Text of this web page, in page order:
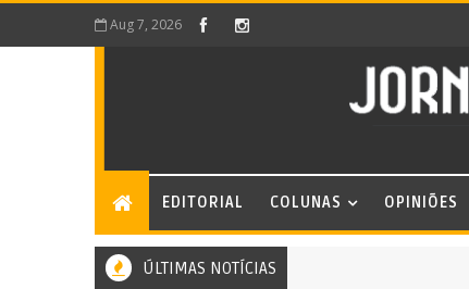
Aug 7, 2026
EDITORIAL COLUNAS OPINIÕES
ÚLTIMAS NOTÍCIAS